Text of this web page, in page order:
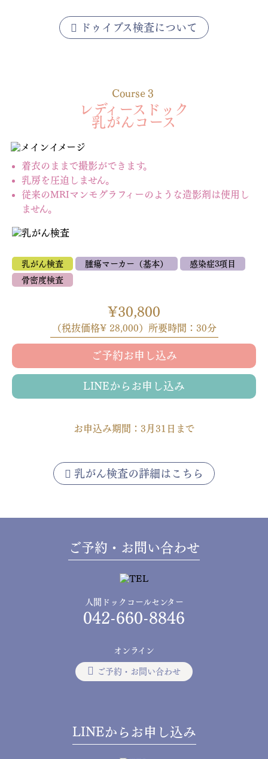
ドゥイブス検査について
Course３
レディースドック
乳がんコース
着衣のままで撮影ができます。
乳房を圧迫しません。
従来のMRIマンモグラフィーのような造影剤は使用し
ません。
乳がん検査 腫瘍マーカー（基本）
感染症3項目
骨密度検査
¥30,800
（税抜価格¥ 28,000）所要時間：30分
ご予約お申し込み
LINEからお申し込み
お申込み期間：3月31日まで
乳がん検査の詳細はこちら
ご予約・お問い合わせ
人間ドックコールセンター
042-660-8846
オンライン
ご予約・お問い合わせ
LINEからお申し込み